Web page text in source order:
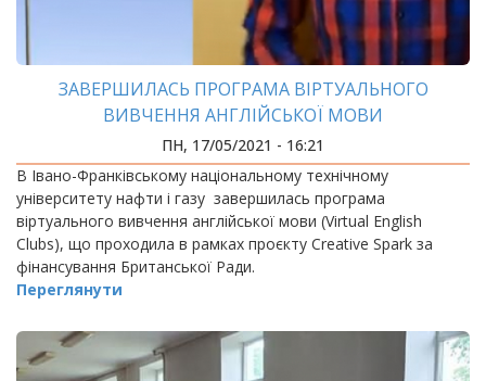
ЗАВЕРШИЛАСЬ ПРОГРАМА ВІРТУАЛЬНОГО
ВИВЧЕННЯ АНГЛІЙСЬКОЇ МОВИ
ПН, 17/05/2021 - 16:21
В Івано-Франківському національному технічному
університету нафти і газу завершилась програма
віртуального вивчення англійської мови (Virtual English
Clubs), що проходила в рамках проєкту Creative Spark за
фінансування Британської Ради.
Переглянути